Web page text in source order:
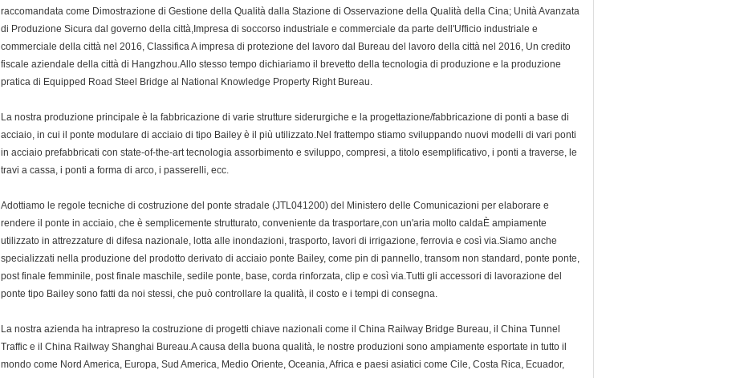
raccomandata come Dimostrazione di Gestione della Qualità dalla Stazione di Osservazione della Qualità della Cina; Unità Avanzata
di Produzione Sicura dal governo della città,Impresa di soccorso industriale e commerciale da parte dell'Ufficio industriale e
commerciale della città nel 2016, Classifica A impresa di protezione del lavoro dal Bureau del lavoro della città nel 2016, Un credito
fiscale aziendale della città di Hangzhou.Allo stesso tempo dichiariamo il brevetto della tecnologia di produzione e la produzione
pratica di Equipped Road Steel Bridge al National Knowledge Property Right Bureau.
La nostra produzione principale è la fabbricazione di varie strutture siderurgiche e la progettazione/fabbricazione di ponti a base di
acciaio, in cui il ponte modulare di acciaio di tipo Bailey è il più utilizzato.Nel frattempo stiamo sviluppando nuovi modelli di vari ponti
in acciaio prefabbricati con state-of-the-art tecnologia assorbimento e sviluppo, compresi, a titolo esemplificativo, i ponti a traverse, le
travi a cassa, i ponti a forma di arco, i passerelli, ecc.
Adottiamo le regole tecniche di costruzione del ponte stradale (JTL041200) del Ministero delle Comunicazioni per elaborare e
rendere il ponte in acciaio, che è semplicemente strutturato, conveniente da trasportare,con un'aria molto caldaÈ ampiamente
utilizzato in attrezzature di difesa nazionale, lotta alle inondazioni, trasporto, lavori di irrigazione, ferrovia e così via.Siamo anche
specializzati nella produzione del prodotto derivato di acciaio ponte Bailey, come pin di pannello, transom non standard, ponte ponte,
post finale femminile, post finale maschile, sedile ponte, base, corda rinforzata, clip e così via.Tutti gli accessori di lavorazione del
ponte tipo Bailey sono fatti da noi stessi, che può controllare la qualità, il costo e i tempi di consegna.
La nostra azienda ha intrapreso la costruzione di progetti chiave nazionali come il China Railway Bridge Bureau, il China Tunnel
Traffic e il China Railway Shanghai Bureau.A causa della buona qualità, le nostre produzioni sono ampiamente esportate in tutto il
mondo come Nord America, Europa, Sud America, Medio Oriente, Oceania, Africa e paesi asiatici come Cile, Costa Rica, Ecuador,